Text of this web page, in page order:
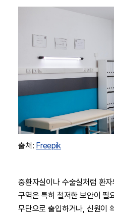
출처: Freepik
중환자실이나 수술실처럼 환
구역은 특히 철저한 보안이 필
무단으로 출입하거나, 신원이